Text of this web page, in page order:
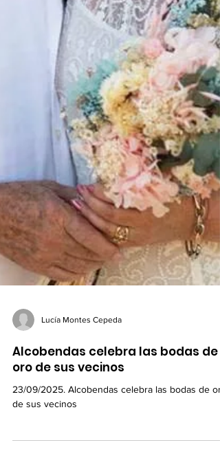
Alcobendas celebra las bodas de
oro de sus vecinos